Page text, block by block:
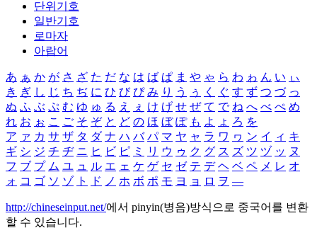
단위기호
일반기호
로마자
아랍어
あ ぁ か が さ ざ た だ な は ば ぱ ま や ゃ ら わ ゎ ん い ぃ
き ぎ し じ ち ぢ に ひ び ぴ み り う ぅ く ぐ す ず つ づ っ
ぬ ふ ぶ ぷ む ゆ ゅ る え ぇ け げ せ ぜ て で ね へ べ ぺ め
れ お ぉ こ ご そ ぞ と ど の ほ ぼ ぽ も よ ょ ろ を
ア ァ カ サ ザ タ ダ ナ ハ バ パ マ ヤ ャ ラ ワ ヮ ン イ ィ キ
ギ シ ジ チ ヂ ニ ヒ ビ ピ ミ リ ウ ゥ ク グ ス ズ ツ ヅ ッ ヌ
フ ブ プ ム ユ ュ ル エ ェ ケ ゲ セ ゼ テ デ ヘ ベ ペ メ レ オ
ォ コ ゴ ソ ゾ ト ド ノ ホ ボ ポ モ ヨ ョ ロ ヲ ―
http://chineseinput.net/에서 pinyin(병음)방식으로 중국어를 변환
할 수 있습니다.